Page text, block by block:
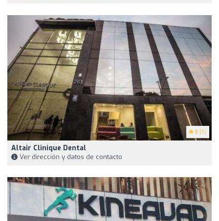
5 (5)
Altair Clinique Dental
Ver dirección y datos de contacto